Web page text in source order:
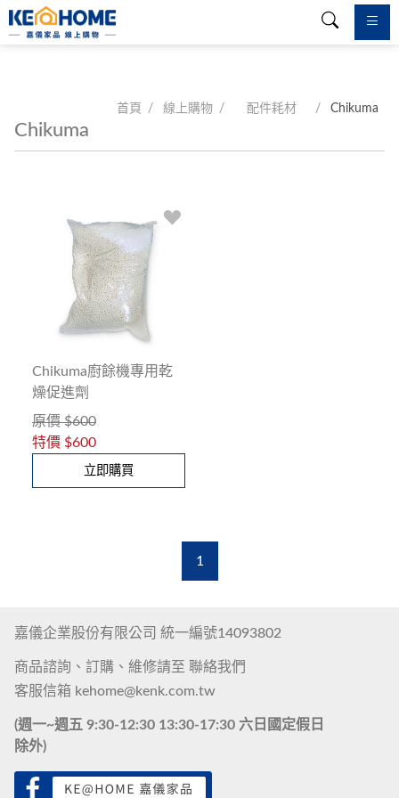
首頁 線上購物 配件耗材 Chikuma
Chikuma
Chikuma廚餘機專用乾
燥促進劑
原價 $600
特價 $600
立即購買
1
嘉儀企業股份有限公司 統一編號14093802
商品諮詢、訂購、維修請至 聯絡我們
客服信箱 kehome@kenk.com.tw
(週一~週五 9:30-12:30 13:30-17:30 六日國定假日
除外)